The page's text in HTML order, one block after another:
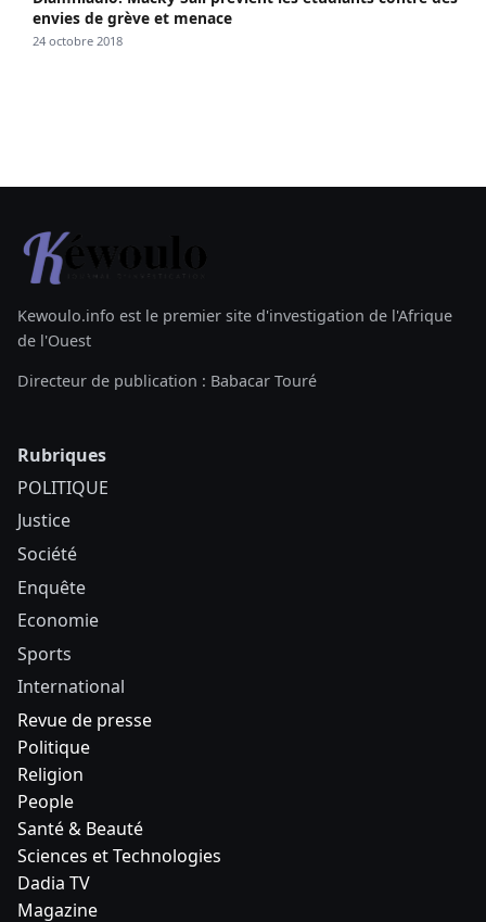
envies de grève et menace
24 octobre 2018
Kewoulo.info est le premier site d'investigation de l'Afrique
de l'Ouest
Directeur de publication : Babacar Touré
Rubriques
POLITIQUE
Justice
Société
Enquête
Economie
Sports
International
Revue de presse
Politique
Religion
People
Santé & Beauté
Sciences et Technologies
Dadia TV
Magazine